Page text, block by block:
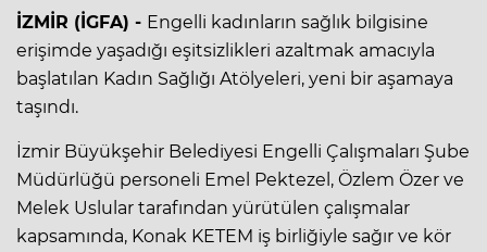
İZMİR (İGFA) - Engelli kadınların sağlık bilgisine
erişimde yaşadığı eşitsizlikleri azaltmak amacıyla
başlatılan Kadın Sağlığı Atölyeleri, yeni bir aşamaya
taşındı.
İzmir Büyükşehir Belediyesi Engelli Çalışmaları Şube
Müdürlüğü personeli Emel Pektezel, Özlem Özer ve
Melek Uslular tarafından yürütülen çalışmalar
kapsamında, Konak KETEM iş birliğiyle sağır ve kör